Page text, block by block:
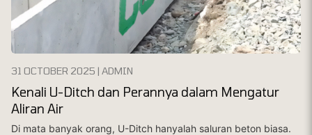
31 OCTOBER 2025 | ADMIN
Kenali U-Ditch dan Perannya dalam Mengatur
Aliran Air
Di mata banyak orang, U-Ditch hanyalah saluran beton biasa.